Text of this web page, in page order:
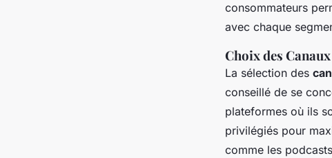
consommateurs
avec chaque
Choix des
La sélection des
conseillé de se
plateformes où ils
privilégiés pour
comme les